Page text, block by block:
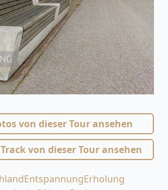
von dieser Tour ansehen
von dieser Tour ansehen
EntspannungErholung